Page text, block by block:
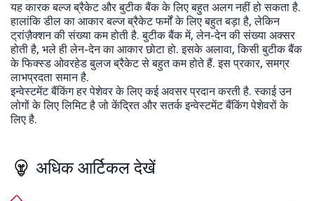
यह कारक बल्ज ब्रैकेट और बुटीक बैंक के लिए बहुत अलग नहीं हो सकता है.
हालांकि डील का आकार बल्ज ब्रैकेट फर्मों के लिए बहुत बड़ा है, लेकिन
ट्रांज़ैक्शन की संख्या कम होती है. बुटीक बैंक में, लेन-देन की संख्या अक्सर
होती है, भले ही लेन-देन का आकार छोटा हो. इसके अलावा, किसी बुटीक बैंक
के फिक्स्ड ओवरहेड बुलज ब्रैकेट से बहुत कम होते हैं. इस प्रकार, समग्र
लाभप्रदता समान है.
इन्वेस्टमेंट बैंकिंग हर पेशेवर के लिए कई अवसर प्रदान करती है. स्काई उन
लोगों के लिए लिमिट है जो केंद्रित और सतर्क इन्वेस्टमेंट बैंकिंग पेशेवरों के
लिए है.
अधिक आर्टिकल देखें